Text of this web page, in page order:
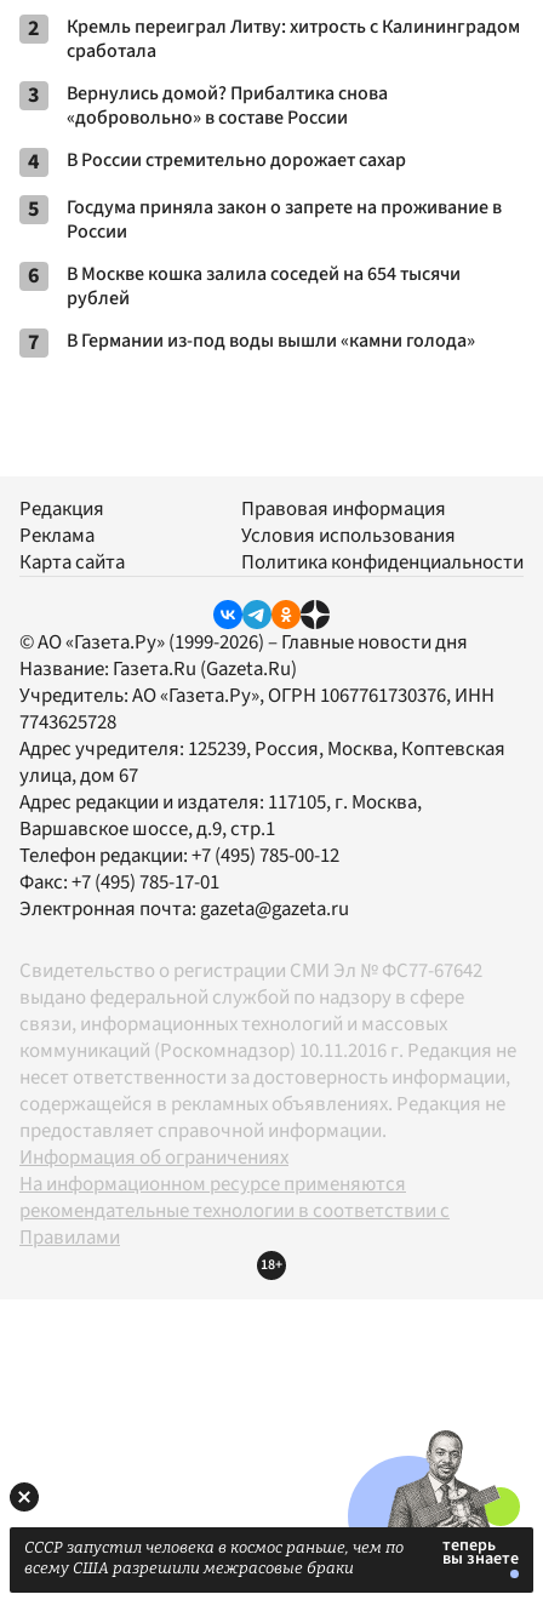
2
Кремль переиграл Литву: хитрость с Калининградом
сработала
3
Вернулись домой? Прибалтика снова
«добровольно» в составе России
4 В России стремительно дорожает сахар
5
Госдума приняла закон о запрете на проживание в
России
6
В Москве кошка залила соседей на 654 тысячи
рублей
7 В Германии из-под воды вышли «камни голода»
Редакция
Реклама
Карта сайта
Правовая информация
Условия использования
Политика конфиденциальности
© АО «Газета.Ру» (1999-2026) – Главные новости дня
Название: Газета.Ru (Gazeta.Ru)
Учредитель:АО «Газета.Ру», ОГРН 1067761730376, ИНН
7743625728
Адрес учредителя: 125239, Россия, Москва, Коптевская
улица, дом 67
Адрес редакции и издателя: 117105, г. Москва,
Варшавское шоссе, д.9, стр.1
Телефон редакции:+7 (495) 785-00-12
Факс:+7 (495) 785-17-01
Электронная почта:gazeta@gazeta.ru
Свидетельство о регистрации СМИ Эл № ФС77-67642
выдано федеральной службой по надзору в сфере
связи, информационных технологий и массовых
коммуникаций (Роскомнадзор) 10.11.2016 г. Редакция не
несет ответственности за достоверность информации,
содержащейся в рекламных объявлениях. Редакция не
предоставляет справочной информации.
Информация об ограничениях
На информационном ресурсе применяются
рекомендательные технологии в соответствии с
Правилами
18+
СССР запустил человека в космос раньше, чем по
всему США разрешили межрасовые браки